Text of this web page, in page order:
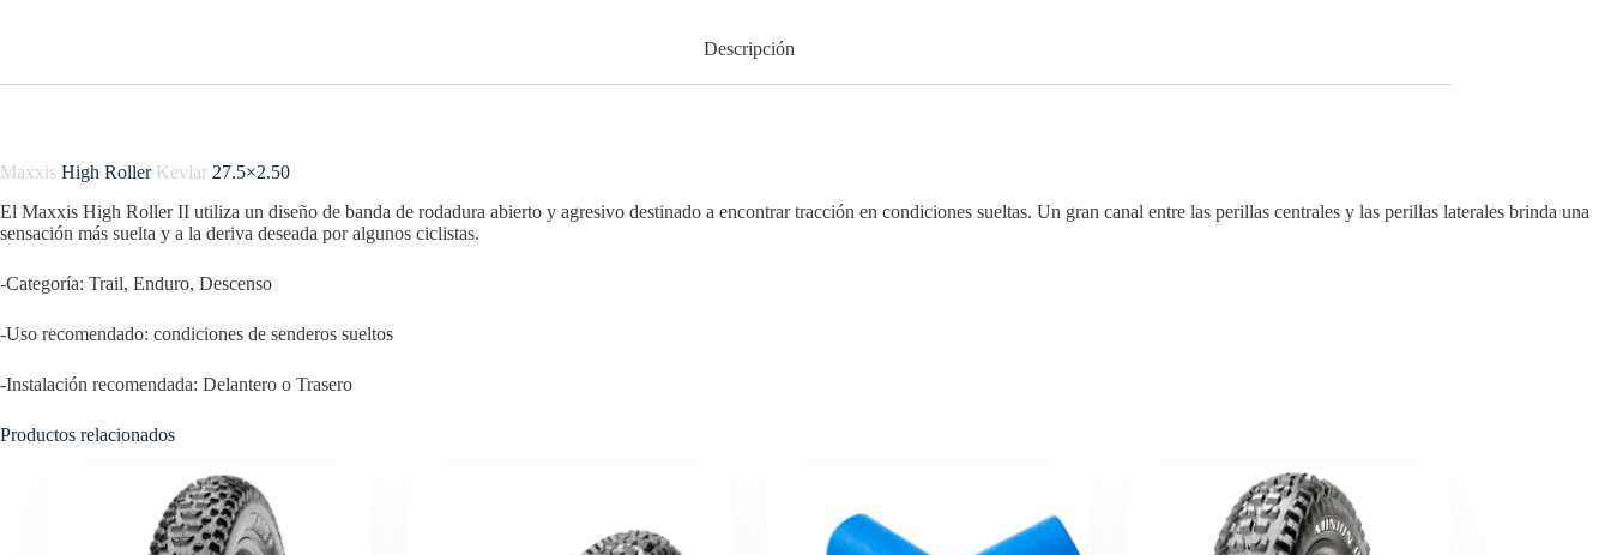
Descripción
Maxxis High Roller Kevlar 27.5×2.50
El Maxxis High Roller II utiliza un diseño de banda de rodadura abierto y agresivo destinado a encontrar tracción en condiciones sueltas. Un gran canal entre las perillas centrales y las perillas laterales brinda una
sensación más suelta y a la deriva deseada por algunos ciclistas.
-Categoría: Trail, Enduro, Descenso
-Uso recomendado: condiciones de senderos sueltos
-Instalación recomendada: Delantero o Trasero
Productos relacionados